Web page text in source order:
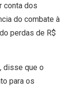
conta dos
do combate à
perdas de R$
disse que o
para os